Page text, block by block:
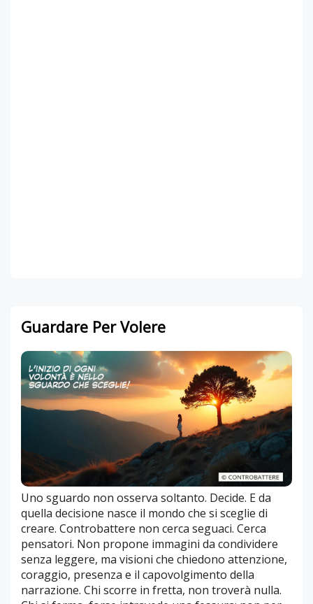
Guardare Per Volere
Uno sguardo non osserva soltanto. Decide. E da
quella decisione nasce il mondo che si sceglie di
creare. Controbattere non cerca seguaci. Cerca
pensatori. Non propone immagini da condividere
senza leggere, ma visioni che chiedono attenzione,
coraggio, presenza e il capovolgimento della
narrazione. Chi scorre in fretta, non troverà nulla.